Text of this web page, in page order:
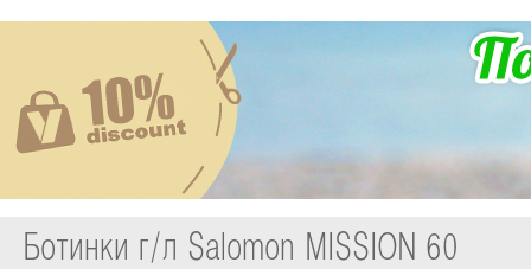
Ботинки г/л Salomon MISSION 60